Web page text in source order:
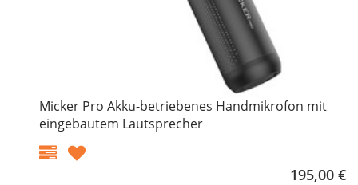
Micker Pro Akku-betriebenes Handmikrofon mit
eingebautem Lautsprecher
195,00 €